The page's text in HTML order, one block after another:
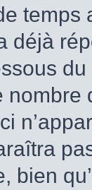
temps
déjà
nombre
bien